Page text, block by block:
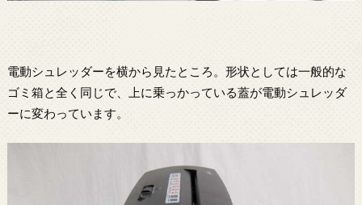
電動シュレッダーを横から見たところ。形状としては一般的な
ゴミ箱と全く同じで、上に乗っかっている蓋が電動シュレッダ
ーに変わっています。